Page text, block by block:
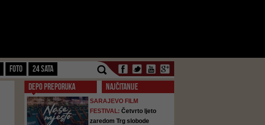
FOTO 24 SATA
DEPO PREPORUKA NAJČITANIJE
SARAJEVO FILM
FESTIVAL: Četvrto ljeto
zaredom Trg slobode